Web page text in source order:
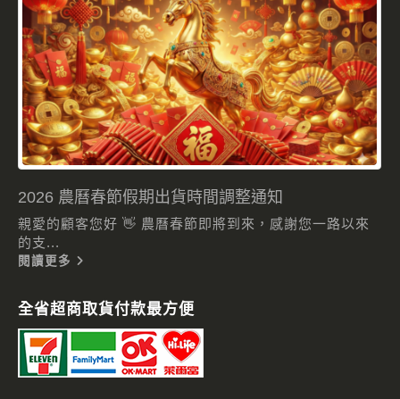
2026 農曆春節假期出貨時間調整通知
親愛的顧客您好 👋 農曆春節即將到來，感謝您一路以來
的支...
閱讀更多
全省超商取貨付款最方便